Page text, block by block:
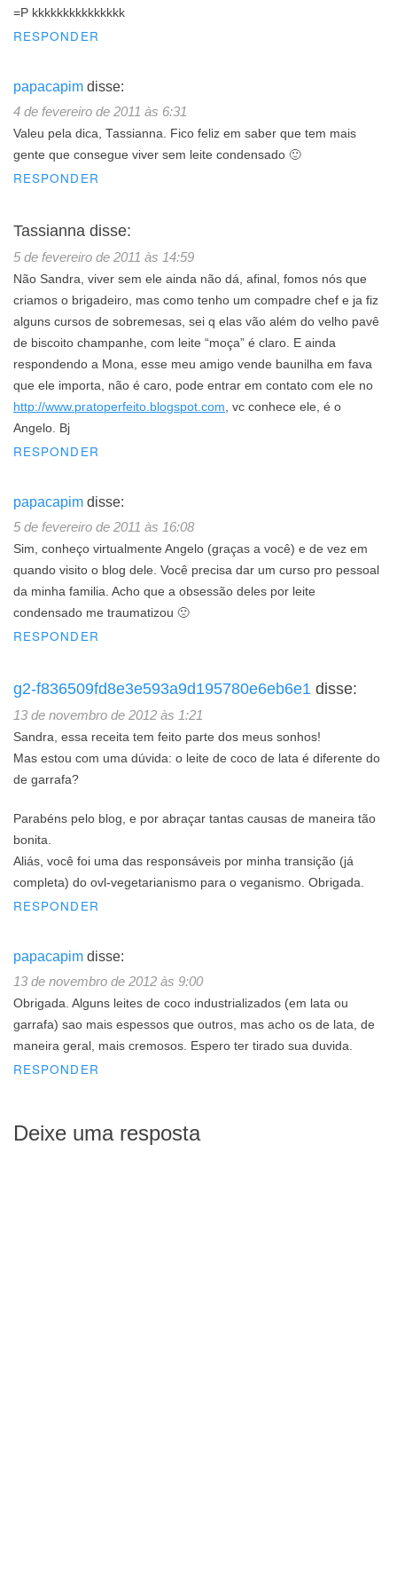
=P kkkkkkkkkkkkkkk
RESPONDER
papacapim disse:
4 de fevereiro de 2011 às 6:31
Valeu pela dica, Tassianna. Fico feliz em saber que tem mais
gente que consegue viver sem leite condensado 🙂
RESPONDER
Tassianna disse:
5 de fevereiro de 2011 às 14:59
Não Sandra, viver sem ele ainda não dá, afinal, fomos nós que
criamos o brigadeiro, mas como tenho um compadre chef e ja fiz
alguns cursos de sobremesas, sei q elas vão além do velho pavê
de biscoito champanhe, com leite “moça” é claro. E ainda
respondendo a Mona, esse meu amigo vende baunilha em fava
que ele importa, não é caro, pode entrar em contato com ele no
http://www.pratoperfeito.blogspot.com, vc conhece ele, é o
Angelo. Bj
RESPONDER
papacapim disse:
5 de fevereiro de 2011 às 16:08
Sim, conheço virtualmente Angelo (graças a você) e de vez em
quando visito o blog dele. Você precisa dar um curso pro pessoal
da minha familia. Acho que a obsessão deles por leite
condensado me traumatizou 🙁
RESPONDER
g2-f836509fd8e3e593a9d195780e6eb6e1 disse:
13 de novembro de 2012 às 1:21
Sandra, essa receita tem feito parte dos meus sonhos!
Mas estou com uma dúvida: o leite de coco de lata é diferente do
de garrafa?
Parabéns pelo blog, e por abraçar tantas causas de maneira tão
bonita.
Aliás, você foi uma das responsáveis por minha transição (já
completa) do ovl-vegetarianismo para o veganismo. Obrigada.
RESPONDER
papacapim disse:
13 de novembro de 2012 às 9:00
Obrigada. Alguns leites de coco industrializados (em lata ou
garrafa) sao mais espessos que outros, mas acho os de lata, de
maneira geral, mais cremosos. Espero ter tirado sua duvida.
RESPONDER
Deixe uma resposta